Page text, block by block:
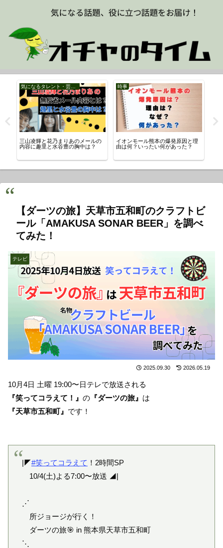
気になるタレント・芸能人
三山凌輝と花乃まりあのメールの
内容に趣里と水谷豊の胸中は？
時事
イオンモール熊本の爆発原因と理
由は何？いったい何があった？
【ダーツの旅】天草市五和町のクラフトビ
ール「AMAKUSA SONAR BEER」を調べ
てみた！
テレビ
2025.09.30 2026.05.19
10月4日 土曜 19:00〜日テレで放送される
『笑ってコラえて！』 の 『ダーツの旅』 は
『天草市五和町』 です！
|◤#笑ってコラえて ！2時間SP
10/4(土)よる7:00〜放送 ◢|
⋰
所ジョージが行く！
ダーツの旅🎯 in 熊本県天草市五和町
⋱